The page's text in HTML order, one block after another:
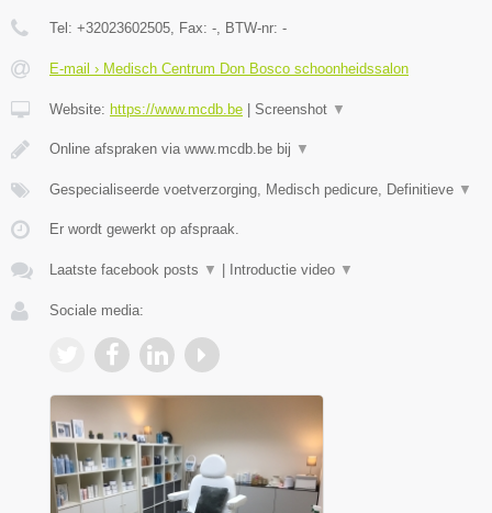
Tel: +32023602505 , Fax: - , BTW-nr: -
E-mail › Medisch Centrum Don Bosco schoonheidssalon
Website: https://www.mcdb.be | Screenshot ▼
Online afspraken via www.mcdb.be bij ▼
Gespecialiseerde voetverzorging, Medisch pedicure, Definitieve ▼
Er wordt gewerkt op afspraak.
Laatste facebook posts ▼ | Introductie video ▼
Sociale media: